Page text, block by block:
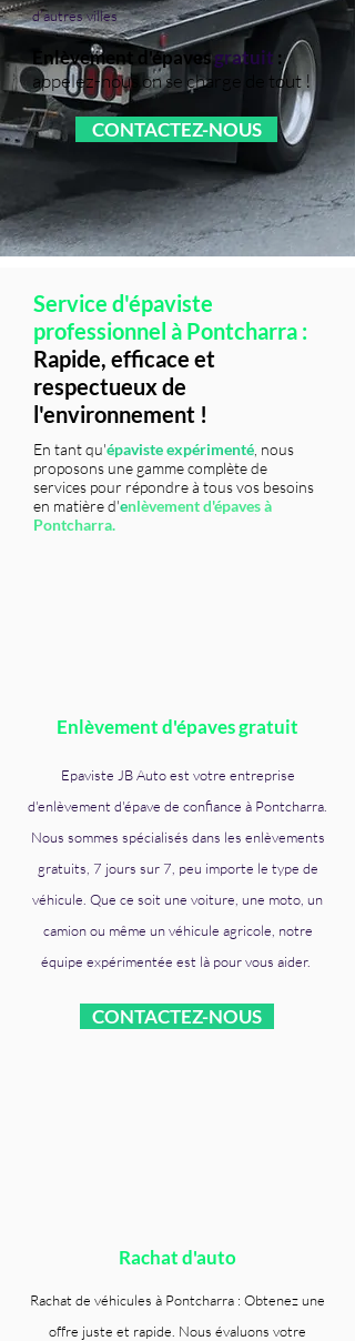
d’autres villes
Enlèvement d'épavesgratuit :
appelez-nous on se charge de tout !
CONTACTEZ-NOUS
Service d'épaviste
professionnel à Pontcharra :
Rapide, efficace et
respectueux de
l'environnement !
En tant qu'épaviste expérimenté , nous
proposons une gamme complète de
services pour répondre à tous vos besoins
en matière d'enlèvement d'épaves à
Pontcharra.
Enlèvement d'épaves gratuit
Epaviste JB Auto est votre entreprise
d'enlèvement d'épave de confiance à Pontcharra.
Nous sommes spécialisés dans les enlèvements
gratuits, 7 jours sur 7, peu importe le type de
véhicule. Que ce soit une voiture, une moto, un
camion ou même un véhicule agricole, notre
équipe expérimentée est là pour vous aider.
CONTACTEZ-NOUS
Rachat d'auto
Rachat de véhicules à Pontcharra : Obtenez une
offre juste et rapide. Nous évaluons votre